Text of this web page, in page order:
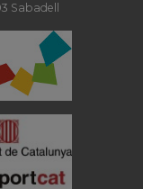
Sabadell